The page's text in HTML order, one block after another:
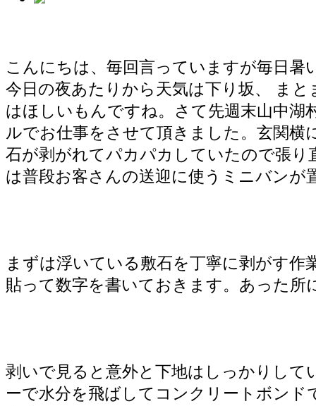
こんにちは、毎回言っていますが毎日暑
今日の夜あたりから天気は下り坂、 ま
はほしいもんですね。さて先週末山中湖
ルでお仕事をさせて頂きました。玄関横
石が剥がれてパカパカしていたので張り
は普段お客さんの送迎に使うミニバンが
まずは浮いている敷石を丁寧に剥がす作
貼って数字を書いておきます。あった所
剥いで見ると意外と下地はしっかりして
ーで水分を飛ばしてコンクリートボンド